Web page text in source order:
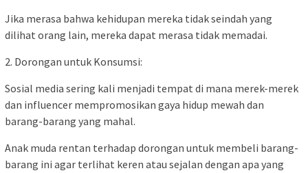
Jika merasa bahwa kehidupan mereka tidak seindah yang
dilihat orang lain, mereka dapat merasa tidak memadai.
2. Dorongan untuk Konsumsi:
Sosial media sering kali menjadi tempat di mana merek-merek
dan influencer mempromosikan gaya hidup mewah dan
barang-barang yang mahal.
Anak muda rentan terhadap dorongan untuk membeli barang-
barang ini agar terlihat keren atau sejalan dengan apa yang